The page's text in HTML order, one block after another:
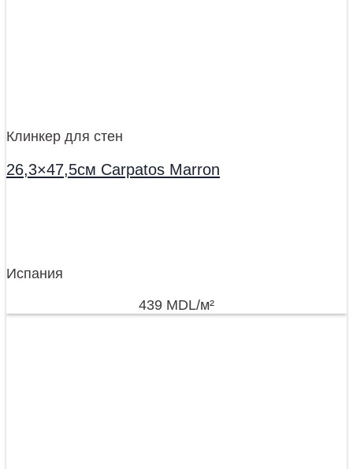
Клинкер для стен
26,3×47,5см Carpatos Marron
Испания
439 MDL/м²